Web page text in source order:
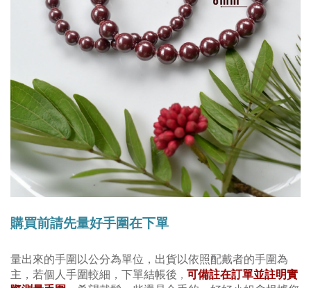
購買前請先量好手圍在下單
量出來的手圍以公分為單位， 出貨以依照配戴者的手圍為
主 ，若個人手圍較細，下單結帳後 ， 可備註在訂單並註明實